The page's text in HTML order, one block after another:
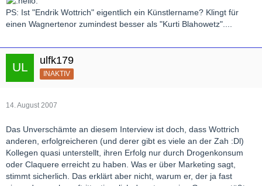
PS: Ist "Endrik Wottrich" eigentlich ein Künstlername? Klingt für
einen Wagnertenor zumindest besser als "Kurti Blahowetz"....
ulfk179
INAKTIV
14. August 2007
Das Unverschämte an diesem Interview ist doch, dass Wottrich
anderen, erfolgreicheren (und derer gibt es viele an der Zah :Dl)
Kollegen quasi unterstellt, ihren Erfolg nur durch Drogenkonsum
oder Claquere erreicht zu haben. Was er über Marketing sagt,
stimmt sicherlich. Das erklärt aber nicht, warum er, der ja fast